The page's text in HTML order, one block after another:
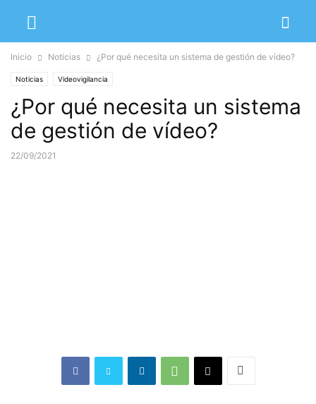
Inicio Noticias ¿Por qué necesita un sistema de gestión de vídeo?
Noticias Videovigilancia
¿Por qué necesita un sistema
de gestión de vídeo?
22/09/2021